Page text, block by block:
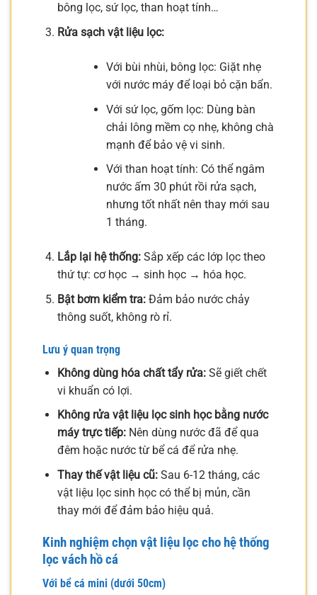
bông lọc, sứ lọc, than hoạt tính…
Rửa sạch vật liệu lọc:
Với bùi nhùi, bông lọc: Giặt nhẹ
với nước máy để loại bỏ cặn bẩn.
Với sứ lọc, gốm lọc: Dùng bàn
chải lông mềm cọ nhẹ, không chà
mạnh để bảo vệ vi sinh.
Với than hoạt tính: Có thể ngâm
nước ấm 30 phút rồi rửa sạch,
nhưng tốt nhất nên thay mới sau
1 tháng.
Lắp lại hệ thống:Sắp xếp các lớp lọc theo
thứ tự: cơ học → sinh học → hóa học.
Bật bơm kiểm tra:Đảm bảo nước chảy
thông suốt, không rò rỉ.
Lưu ý quan trọng
Không dùng hóa chất tẩy rửa:Sẽ giết chết
vi khuẩn có lợi.
Không rửa vật liệu lọc sinh học bằng nước
máy trực tiếp:Nên dùng nước đã để qua
đêm hoặc nước từ bể cá để rửa nhẹ.
Thay thế vật liệu cũ:Sau 6-12 tháng, các
vật liệu lọc sinh học có thể bị mủn, cần
thay mới để đảm bảo hiệu quả.
Kinh nghiệm chọn vật liệu lọc cho hệ thống
lọc vách hồ cá
Với bể cá mini (dưới 50cm)